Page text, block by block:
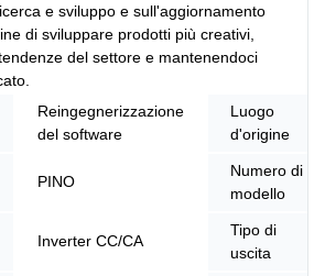
e sviluppo e sull'aggiornamento
di sviluppare prodotti più creativi,
del settore e mantenendoci
Reingegnerizzazione
del software
Luogo
d'origine
PINO
Numero di
modello
Inverter CC/CA
Tipo di
uscita